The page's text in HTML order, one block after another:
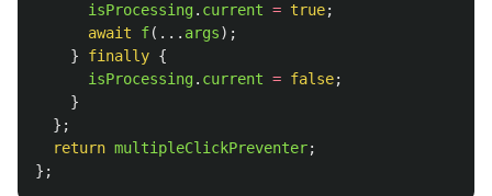
isProcessing. current = true;
await
f(... args);
}
finally {
isProcessing. current = false;
}
};
return multipleClickPreventer;
};